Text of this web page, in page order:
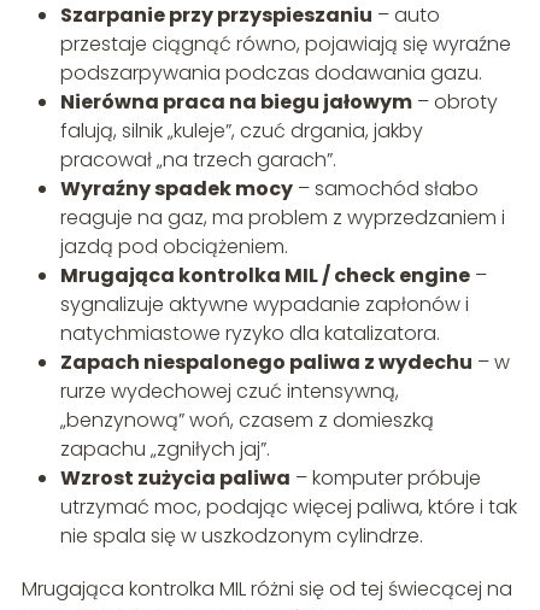
Szarpanie przy przyspieszaniu – auto
przestaje ciągnąć równo, pojawiają się wyraźne
podszarpywania podczas dodawania gazu.
Nierówna praca na biegu jałowym– obroty
falują, silnik „kuleje”, czuć drgania, jakby
pracował „na trzech garach”.
Wyraźny spadek mocy– samochód słabo
reaguje na gaz, ma problem z wyprzedzaniem i
jazdą pod obciążeniem.
Mrugająca kontrolka MIL / check engine–
sygnalizuje aktywne wypadanie zapłonów i
natychmiastowe ryzyko dla katalizatora.
Zapach niespalonego paliwa z wydechu – w
rurze wydechowej czuć intensywną,
„benzynową” woń, czasem z domieszką
zapachu „zgniłych jaj”.
Wzrost zużycia paliwa – komputer próbuje
utrzymać moc, podając więcej paliwa, które i tak
nie spala się w uszkodzonym cylindrze.
Mrugająca kontrolka MIL różni się od tej świecącej na